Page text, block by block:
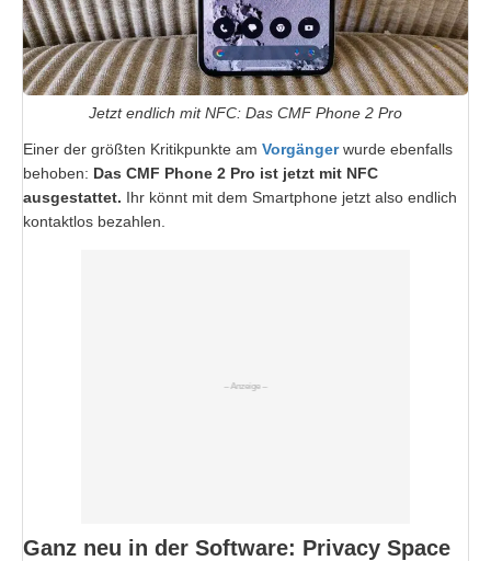
Jetzt endlich mit NFC: Das CMF Phone 2 Pro
Einer der größten Kritikpunkte am Vorgängerwurde ebenfalls
behoben: Das CMF Phone 2 Pro ist jetzt mit NFC
ausgestattet. Ihr könnt mit dem Smartphone jetzt also endlich
kontaktlos bezahlen.
Ganz neu in der Software: Privacy Space